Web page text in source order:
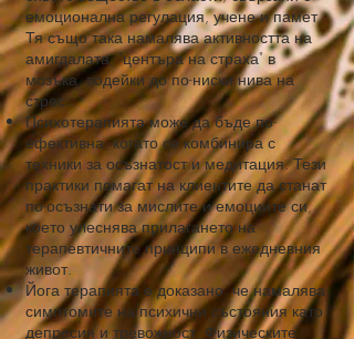
емоционална регулация, учене и памет.
Тя също така намалява активността на
амигдалата, "центъра на страха" в
мозъка, водейки до по-ниски нива на
стрес.
Психотерапията може да бъде по-
ефективна, когато се комбинира с
техники за осъзнатост и медитация. Тези
практики помагат на клиентите да станат
по-осъзнати за мислите и емоциите си,
което улеснява прилагането на
терапевтичните принципи в ежедневния
живот.
Йога терапията е доказано, че намалява
симптомите на психични състояния като
депресия и тревожност. Физическите